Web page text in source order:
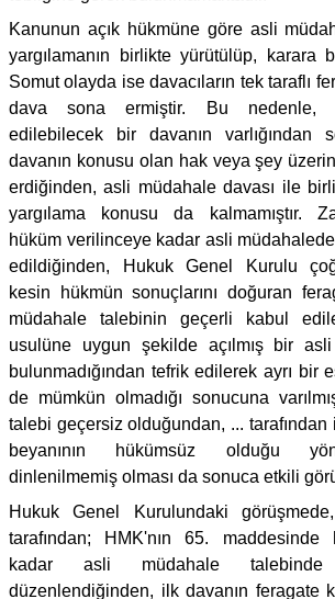
Kanunun açık hükmüne göre asli
yargılamanın birlikte yürütülüp, karara
Somut olayda ise davacıların tek taraflı
dava sona ermiştir. Bu nedenle,
edilebilecek bir davanın varlığından
davanın konusu olan hak veya şey
erdiğinden, asli müdahale davası ile
yargılama konusu da kalmamıştır.
hüküm verilinceye kadar asli müdahalede
edildiğinden, Hukuk Genel Kurulu
kesin hükmün sonuçlarını doğuran
müdahale talebinin geçerli kabul
usulüne uygun şekilde açılmış bir
bulunmadığından tefrik edilerek ayrı bir
de mümkün olmadığı sonucuna
talebi geçersiz olduğundan, ...
beyanının hükümsüz olduğu
dinlenilmemiş olması da sonuca etkili
Hukuk Genel Kurulundaki
tarafından; HMK'nın 65. maddesinde
kadar asli müdahale talebinde
düzenlendiğinden, ilk davanın feragate